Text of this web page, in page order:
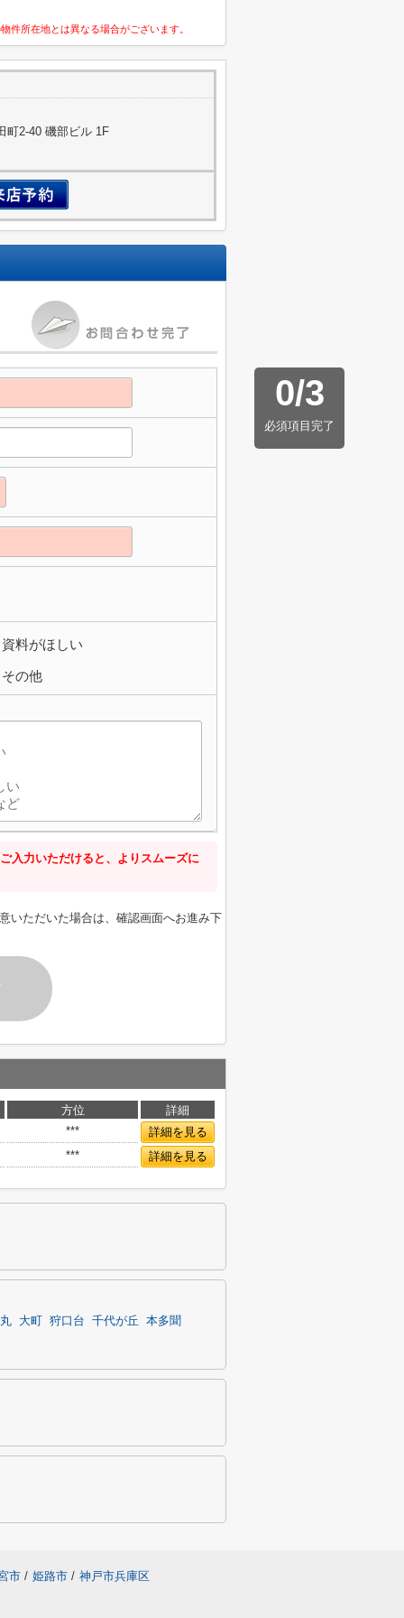
件所在地とは異なる場合がございます。
町2-40 磯部ビル 1F
0/3
必須項目完了
資料がほしい
その他
入力いただけると、よりスムーズに
いただいた場合は、確認画面へお進み下
方位
詳細
***
詳細を見る
***
詳細を見る
大町 狩口台 千代が丘 本多聞
市 / 姫路市 / 神戸市兵庫区